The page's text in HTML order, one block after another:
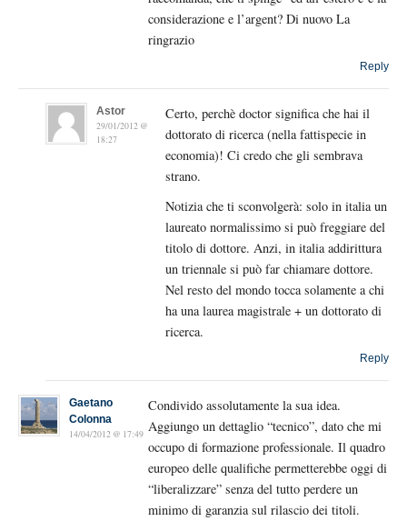
considerazione e l’argent? Di nuovo La
ringrazio
Reply
Astor
29/01/2012 @
18:27
Certo, perchè doctor significa che hai il
dottorato di ricerca (nella fattispecie in
economia)! Ci credo che gli sembrava
strano.
Notizia che ti sconvolgerà: solo in italia un
laureato normalissimo si può freggiare del
titolo di dottore. Anzi, in italia addirittura
un triennale si può far chiamare dottore.
Nel resto del mondo tocca solamente a chi
ha una laurea magistrale + un dottorato di
ricerca.
Reply
Gaetano
Colonna
14/04/2012 @ 17:49
Condivido assolutamente la sua idea.
Aggiungo un dettaglio “tecnico”, dato che mi
occupo di formazione professionale. Il quadro
europeo delle qualifiche permetterebbe oggi di
“liberalizzare” senza del tutto perdere un
minimo di garanzia sul rilascio dei titoli.